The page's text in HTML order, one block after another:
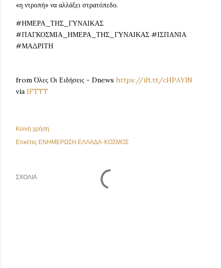
«η ντροπή» να αλλάξει στρατόπεδο.
#ΗΜΕΡΑ_ΤΗΣ_ΓΥΝΑΙΚΑΣ
#ΠΑΓΚΟΣΜΙΑ_ΗΜΕΡΑ_ΤΗΣ_ΓΥΝΑΙΚΑΣ #ΙΣΠΑΝΙΑ
#ΜΑΔΡΙΤΗ
from Όλες Οι Ειδήσεις - Dnews https://ift.tt/cHPAYlN
via IFTTT
Κοινή χρήση
Ετικέτες ΕΝΗΜΕΡΩΣΗ ΕΛΛΑΔΑ-ΚΟΣΜΟΣ
ΣΧΌΛΙΑ